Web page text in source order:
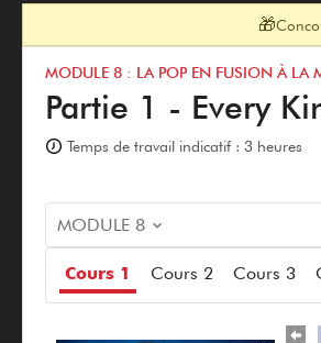
🎁
MODULE 8 : LA POP EN FUSION À LA
Partie 1 - Every
Temps de travail indicatif : 3 heures
MODULE 8
Cours 1 Cours 2 Cours 3